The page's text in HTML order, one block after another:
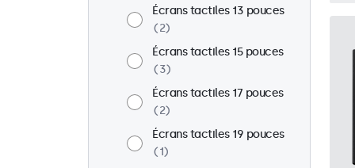
Écrans tactiles 13 pouces
2
Écrans tactiles 15 pouces
3
Écrans tactiles 17 pouces
2
Écrans tactiles 19 pouces
1